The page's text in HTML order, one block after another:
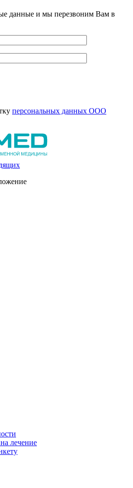
данные и мы перезвоним Вам в
персональных данных ООО
лечение